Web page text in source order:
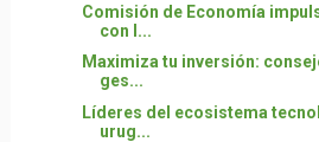
Comisión de Economía
con l...
Maximiza tu inversión:
ges...
Líderes del ecosistema
urug...